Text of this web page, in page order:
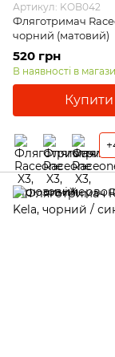
Артикул: KOB042
Фляготримач
чорний (матовий)
520 грн
В наявності в
Купити